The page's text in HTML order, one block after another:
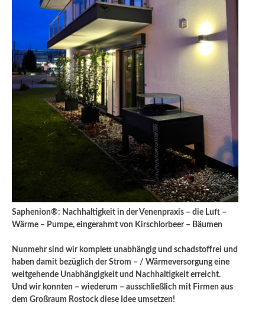
Saphenion®: Nachhaltigkeit in der Venenpraxis – die Luft –
Wärme – Pumpe, eingerahmt von Kirschlorbeer – Bäumen
Nunmehr sind wir komplett unabhängig und schadstoffrei und
haben damit bezüglich der Strom – / Wärmeversorgung eine
weitgehende Unabhängigkeit und Nachhaltigkeit erreicht.
Und wir konnten – wiederum – ausschließlich mit Firmen aus
dem Großraum Rostock diese Idee umsetzen!